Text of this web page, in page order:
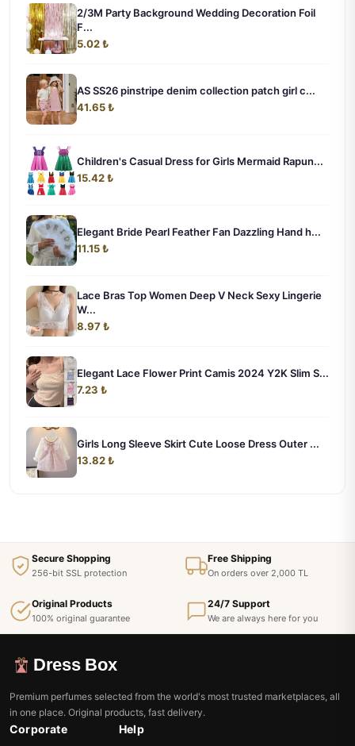
2/3M Party Background Wedding Decoration Foil
F...
5.02 ₺
AS SS26 pinstripe denim collection patch girl c...
41.65 ₺
Children's Casual Dress for Girls Mermaid Rapun...
15.42 ₺
Elegant Bride Pearl Feather Fan Dazzling Hand h...
11.15 ₺
Lace Bras Top Women Deep V Neck Sexy Lingerie
W...
8.97 ₺
Elegant Lace Flower Print Camis 2024 Y2K Slim S...
7.23 ₺
Girls Long Sleeve Skirt Cute Loose Dress Outer ...
13.82 ₺
Secure Shopping
256-bit SSL protection
Free Shipping
On orders over 2,000 TL
Original Products
100% original guarantee
24/7 Support
We are always here for you
Dress Box
Premium perfumes selected from the world's most trusted marketplaces, all
in one place. Original products, fast delivery.
Corporate Help